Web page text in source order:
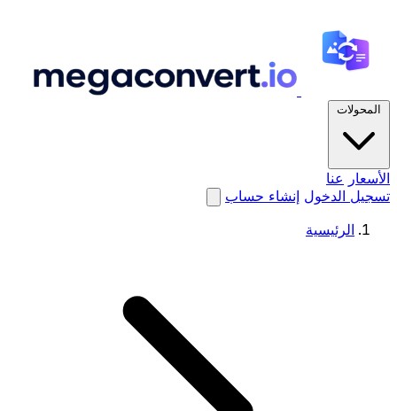
المحولات
الأسعار عنا
تسجيل الدخول إنشاء حساب
الرئيسية